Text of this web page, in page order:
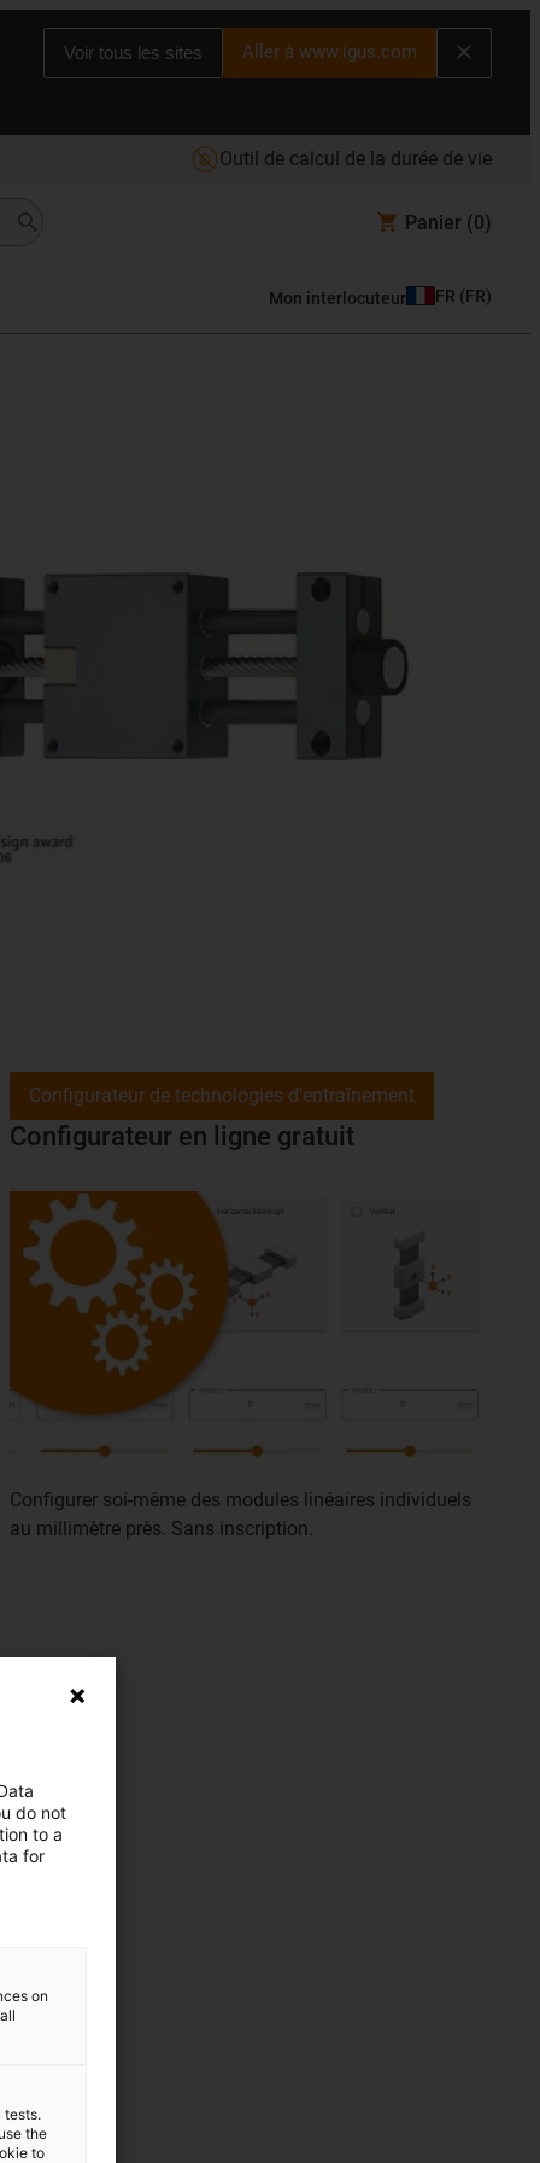
Voir tous les sites Aller à www.igus.com
Outil de calcul de la durée de vie
Panier (0)
Mon interlocuteur FR (FR)
Configurateur en ligne gratuit
Configurer soi-même des modules linéaires individuels
au millimètre près. Sans inscription.
Configurateur de technologies d'entraînement
do not
to a
for
on
tests.
the
to